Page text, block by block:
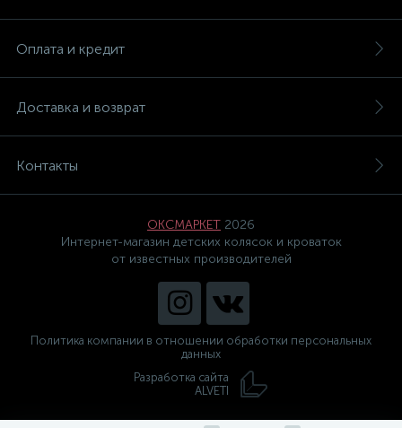
Оплата и кредит
Доставка и возврат
Контакты
ОКСМАРКЕТ 2026
Интернет-магазин детских колясок и кроваток
от известных производителей
Политика компании в отношении обработки персональных
данных
Разработка сайта
ALVETI